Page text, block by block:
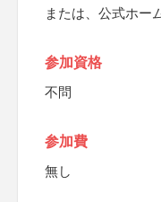
または、公式ホー
参加資格
不問
参加費
無し